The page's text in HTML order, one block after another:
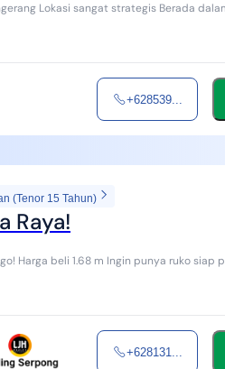
strategis Berada dalam kawasan
+628539...
(Tenor 15 Tahun)
Raya!
punya ruko siap pakai di lokasi
+628131...